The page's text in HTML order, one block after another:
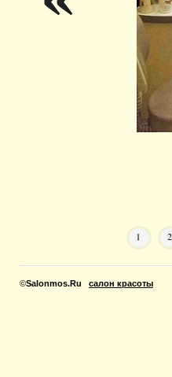
1 2
©Salonmos.Ru салон красоты